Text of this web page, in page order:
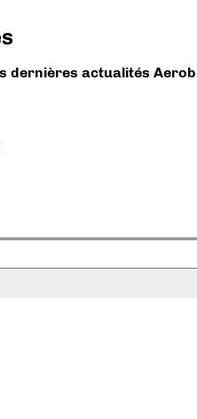
dernières actualités